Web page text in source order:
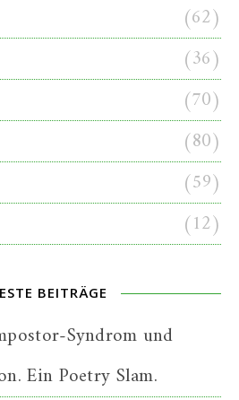
(62)
(36)
(70)
(80)
(59)
(12)
BEITRÄGE
Syndrom und
Ein Poetry Slam.